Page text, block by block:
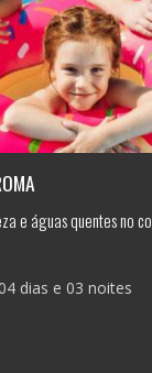
e águas quentes no
04 dias e 03 noites